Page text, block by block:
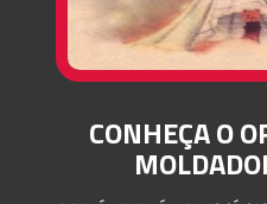
CONHEÇA O